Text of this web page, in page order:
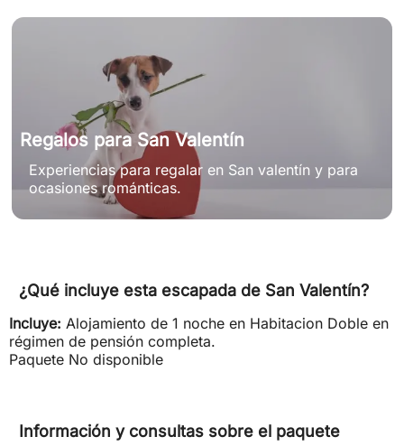
Regalos para San Valentín
Experiencias para regalar en San valentín y para
ocasiones románticas.
¿Qué incluye esta escapada de San Valentín?
Incluye: Alojamiento de 1 noche en Habitacion Doble en
régimen de pensión completa.
Paquete No disponible
Información y consultas sobre el paquete